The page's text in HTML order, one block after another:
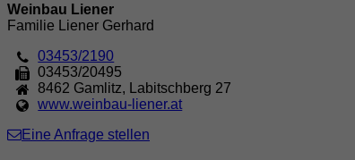
Weinbau Liener
Familie Liener Gerhard
03453/2190
03453/20495
8462 Gamlitz,
Labitschberg 27
www.weinbau-liener.at
Eine Anfrage stellen